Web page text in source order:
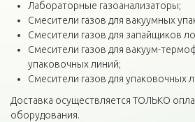
Лабораторные газоанализаторы;
Смесители газов для вакуумных
Смесители газов для запайщиков
Смесители газов для вакуум-
упаковочных линий;
Смесители газов для упаковочных
Доставка осуществляется ТОЛЬКО
оборудования.